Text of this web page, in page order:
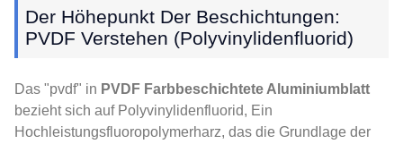
Der Höhepunkt Der Beschichtungen:
PVDF Verstehen (Polyvinylidenfluorid)
Das "pvdf" in PVDF Farbbeschichtete Aluminiumblatt
bezieht sich auf Polyvinylidenfluorid, Ein
Hochleistungsfluoropolymerharz, das die Grundlage der